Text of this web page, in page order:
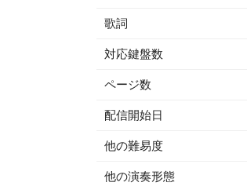
歌詞
対応鍵盤数
ページ数
配信開始日
他の難易度
他の演奏形態